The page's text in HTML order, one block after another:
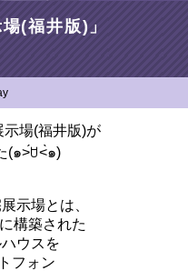
(福井版)」
場(福井版)が
(๑˃́ꇴ˂̀๑)
示場とは、
構築された
ウスを
フォン